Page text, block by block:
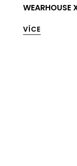
WEARHOUSE
VÍCE